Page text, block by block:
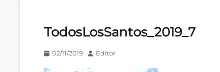
TodosLosSantos_2019_7
Publicado
02/11/2019 AutorEditor